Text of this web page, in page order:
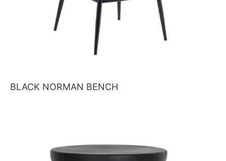
BLACK NORMAN BENCH